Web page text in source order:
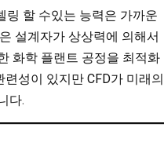
링 할 수있는 능력은 가까운
설계자가 상상력에 의해서
화학 플랜트 공정을 최적화
성이 있지만 CFD가 미래의
다.